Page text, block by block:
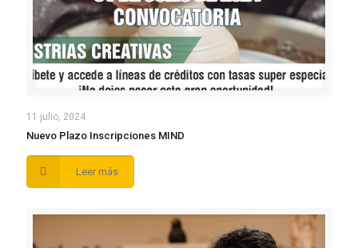
11 julio, 2024
Nuevo Plazo Inscripciones MIND
Leer más